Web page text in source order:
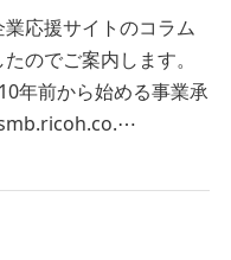
応援サイトのコラム
のでご案内します。
年前から始める事業承